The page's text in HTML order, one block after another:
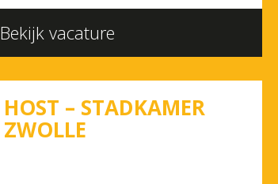
Bekijk vacature
HOST – STADKAMER
ZWOLLE